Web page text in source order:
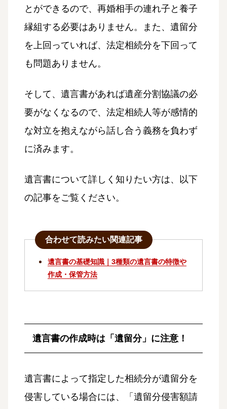
とができるので、再婚相手の連れ子と養子
縁組する必要はありません。また、遺留分
を上回っていれば、法定相続分を下回って
も問題ありません。
そして、遺言書があれば遺産分割協議の必
要がなくなるので、法定相続人等が感情的
な対立を抱えながら話し合う義務を負わず
に済みます。
遺言書について詳しく知りたい方は、以下
の記事をご覧ください。
合わせて読みたい関連記事
遺言書の基礎知識｜3種類の遺言書の特徴や
作成・保管方法
遺言書の作成時は「遺留分」に注意！
遺言書によって指定した相続分が遺留分を
侵害している場合には、「遺留分侵害額請